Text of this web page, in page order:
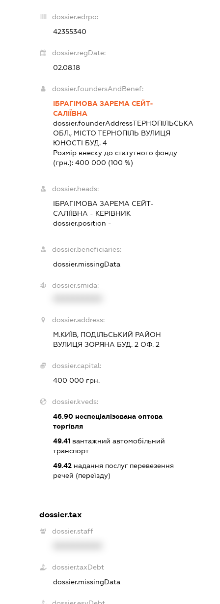
dossier.edrpo:
42355340
dossier.regDate:
02.08.18
dossier.foundersAndBenef:
ІБРАГІМОВА ЗАРЕМА СЕЙТ-
САЛІЇВНА
dossier.founderAddressТЕРНОПІЛЬСЬКА
ОБЛ., МІСТО ТЕРНОПІЛЬ ВУЛИЦЯ
ЮНОСТІ БУД. 4
Розмір внеску до статутного фонду
(грн.): 400 000 (100 %)
dossier.heads:
ІБРАГІМОВА ЗАРЕМА СЕЙТ-
САЛІЇВНА - КЕРІВНИК
dossier.position -
dossier.beneficiaries:
dossier.missingData
dossier.smida:
dossier.address:
М.КИЇВ, ПОДІЛЬСЬКИЙ РАЙОН
ВУЛИЦЯ ЗОРЯНА БУД. 2 ОФ. 2
dossier.capital:
400 000 грн.
dossier.kveds:
46.90неспеціалізована оптова
торгівля
49.41вантажний автомобільний
транспорт
49.42надання послуг перевезення
речей (переїзду)
dossier.tax
dossier.staff
dossier.taxDebt
dossier.missingData